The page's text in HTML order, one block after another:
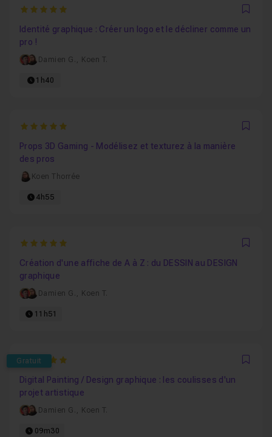
5
Identité graphique : Créer un logo et le décliner comme un
pro !
Damien G. , Koen T.
1h40
5
Props 3D Gaming - Modélisez et texturez à la manière
des pros
Koen Thorrée
4h55
5
Création d'une affiche de A à Z : du DESSIN au DESIGN
graphique
Damien G. , Koen T.
11h51
Gratuit
5
Digital Painting / Design graphique : les coulisses d'un
projet artistique
Damien G. , Koen T.
09m30